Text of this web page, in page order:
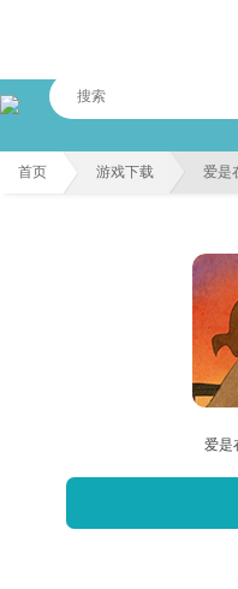
首页 游戏下载 爱是
爱是